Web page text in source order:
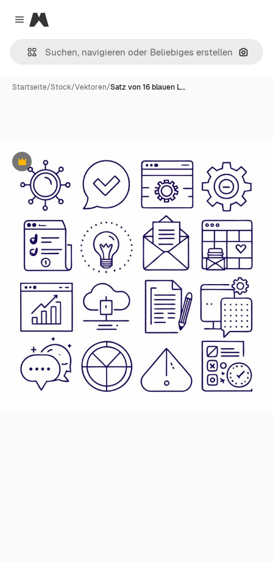
Close menu
Magnific
Nach
Startseite/Stock/Vektoren/Satz von 16 blauen L…
Premium